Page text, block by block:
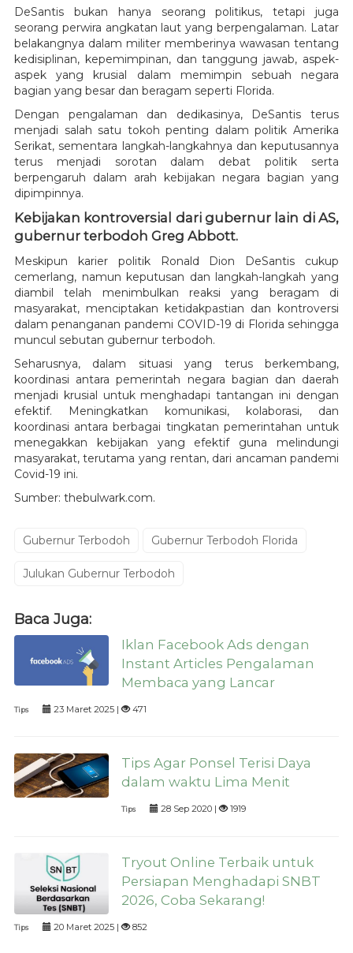
DeSantis bukan hanya seorang politikus, tetapi juga
seorang perwira angkatan laut yang berpengalaman. Latar
belakangnya dalam militer memberinya wawasan tentang
kedisiplinan, kepemimpinan, dan tanggung jawab, aspek-
aspek yang krusial dalam memimpin sebuah negara
bagian yang besar dan beragam seperti Florida.
Dengan pengalaman dan dedikasinya, DeSantis terus
menjadi salah satu tokoh penting dalam politik Amerika
Serikat, sementara langkah-langkahnya dan keputusannya
terus menjadi sorotan dalam debat politik serta
berpengaruh dalam arah kebijakan negara bagian yang
dipimpinnya.
Kebijakan kontroversial dari gubernur lain di AS,
gubernur terbodoh Greg Abbott.
Meskipun karier politik Ronald Dion DeSantis cukup
cemerlang, namun keputusan dan langkah-langkah yang
diambil telah menimbulkan reaksi yang beragam di
masyarakat, menciptakan ketidakpastian dan kontroversi
dalam penanganan pandemi COVID-19 di Florida sehingga
muncul sebutan gubernur terbodoh.
Seharusnya, dalam situasi yang terus berkembang,
koordinasi antara pemerintah negara bagian dan daerah
menjadi krusial untuk menghadapi tantangan ini dengan
efektif. Meningkatkan komunikasi, kolaborasi, dan
koordinasi antara berbagai tingkatan pemerintahan untuk
menegakkan kebijakan yang efektif guna melindungi
masyarakat, terutama yang rentan, dari ancaman pandemi
Covid-19 ini.
Sumber: thebulwark.com.
Gubernur Terbodoh Gubernur Terbodoh Florida
Julukan Gubernur Terbodoh
Baca Juga:
Iklan Facebook Ads dengan
Instant Articles Pengalaman
Membaca yang Lancar
Tips 23 Maret 2025 | 471
Tips Agar Ponsel Terisi Daya
dalam waktu Lima Menit
Tips 28 Sep 2020 | 1919
Tryout Online Terbaik untuk
Persiapan Menghadapi SNBT
2026, Coba Sekarang!
Tips 20 Maret 2025 | 852